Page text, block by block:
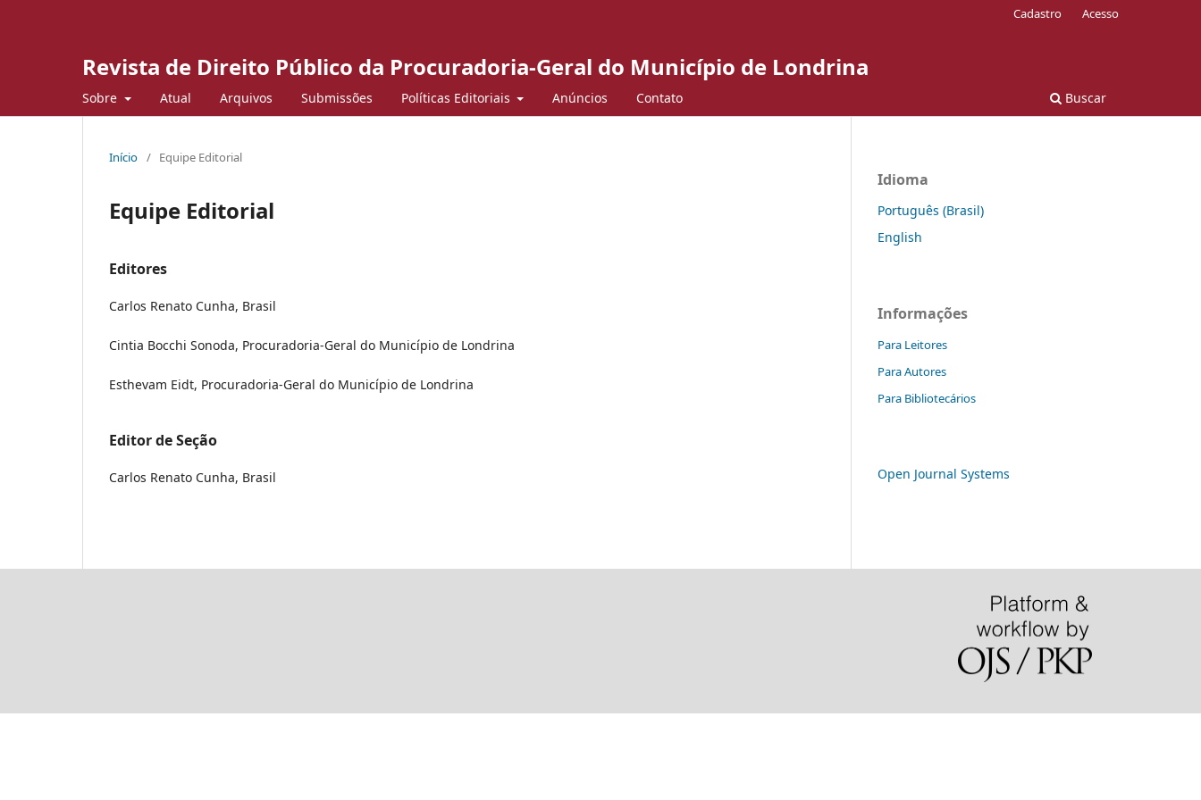
Revista de Direito Público da Procuradoria-Geral do Município de Londrina
Sobre Atual Arquivos Submissões Políticas Editoriais Anúncios Contato Buscar
Cadastro Acesso
Início / Equipe Editorial
Equipe Editorial
Editores
Carlos Renato Cunha, Brasil
Cintia Bocchi Sonoda, Procuradoria-Geral do Município de Londrina
Esthevam Eidt, Procuradoria-Geral do Município de Londrina
Editor de Seção
Carlos Renato Cunha, Brasil
Idioma
Português (Brasil)
English
Informações
Para Leitores
Para Autores
Para Bibliotecários
Open Journal Systems